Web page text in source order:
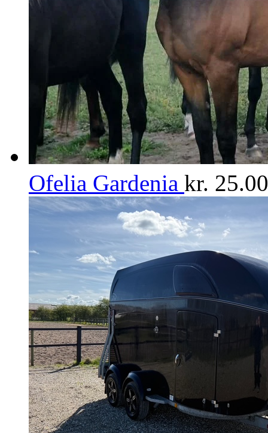
Ofelia Gardenia kr.